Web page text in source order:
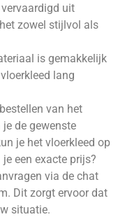
uit
zowel stijlvol als
is gemakkelijk
lang
van het
de gewenste
je het vloerkleed op
een exacte prijs?
via de chat
Dit zorgt ervoor dat
situatie.